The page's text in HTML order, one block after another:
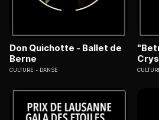
Don Quichotte - Ballet de
Berne
CULTURE DANSE